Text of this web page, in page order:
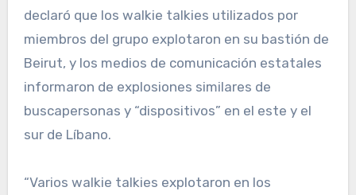
declaró que los walkie talkies utilizados por
miembros del grupo explotaron en su bastión de
Beirut, y los medios de comunicación estatales
informaron de explosiones similares de
buscapersonas y “dispositivos” en el este y el
sur de Líbano.
“Varios walkie talkies explotaron en los